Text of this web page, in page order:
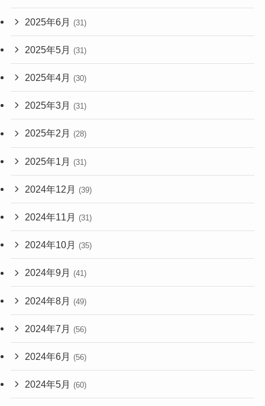
2025年6月 (31)
2025年5月 (31)
2025年4月 (30)
2025年3月 (31)
2025年2月 (28)
2025年1月 (31)
2024年12月 (39)
2024年11月 (31)
2024年10月 (35)
2024年9月 (41)
2024年8月 (49)
2024年7月 (56)
2024年6月 (56)
2024年5月 (60)